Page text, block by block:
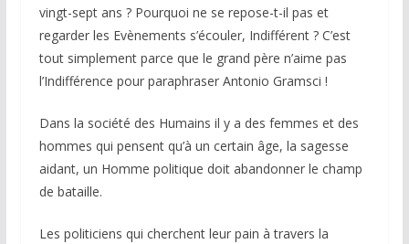
vingt-sept ans ? Pourquoi ne se repose-t-il pas et
regarder les Evènements s’écouler, Indifférent ? C’est
tout simplement parce que le grand père n’aime pas
l’Indifférence pour paraphraser Antonio Gramsci !
Dans la société des Humains il y a des femmes et des
hommes qui pensent qu’à un certain âge, la sagesse
aidant, un Homme politique doit abandonner le champ
de bataille.
Les politiciens qui cherchent leur pain à travers la